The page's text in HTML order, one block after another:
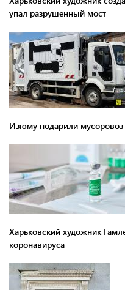
упал разрушенный мост
Изюму подарили мусоровоз
Харьковский художник
коронавируса